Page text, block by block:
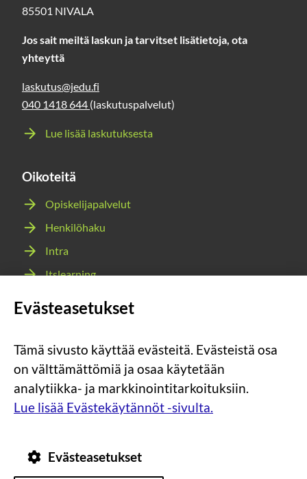
85501 NIVALA
Jos sait meiltä laskun ja tarvitset lisätietoja, ota
yhteyttä
laskutus@jedu.fi
040 1418 644 (laskutuspalvelut)
Lue lisää laskutuksesta
Oikoteitä
Opiskelijapalvelut
Henkilöhaku
Intra
Itslearning
Sosiaalinen
media:
instagram
Sosiaalinen
media:
facebook
Sosiaalinen
media:
youtube
Sosiaalinen
media:
snapchat
Tietosuoja
Evästeasetukset
Tämä sivusto käyttää evästeitä. Evästeistä osa
on välttämättömiä ja osaa käytetään
analytiikka- ja markkinointitarkoituksiin.
Lue lisää Evästekäytännöt -sivulta.
Evästeasetukset